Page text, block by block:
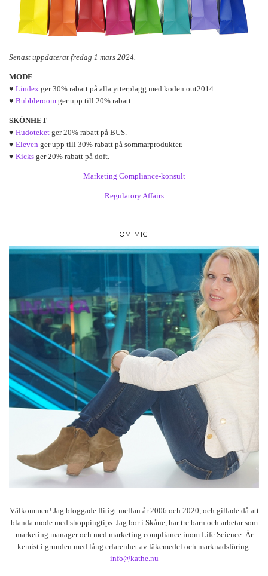
Senast uppdaterat fredag 1 mars 2024.
MODE
♥ Lindex ger 30% rabatt på alla ytterplagg med koden out2014.
♥ Bubbleroom ger upp till 20% rabatt.
SKÖNHET
♥ Hudoteket ger 20% rabatt på BUS.
♥ Eleven ger upp till 30% rabatt på sommarprodukter.
♥ Kicks ger 20% rabatt på doft.
Marketing Compliance-konsult
Regulatory Affairs
OM MIG
Välkommen! Jag bloggade flitigt mellan år 2006 och 2020, och gillade då att
blanda mode med shoppingtips. Jag bor i Skåne, har tre barn och arbetar som
marketing manager och med marketing compliance inom Life Science. Är
kemist i grunden med lång erfarenhet av läkemedel och marknadsföring.
info@kathe.nu